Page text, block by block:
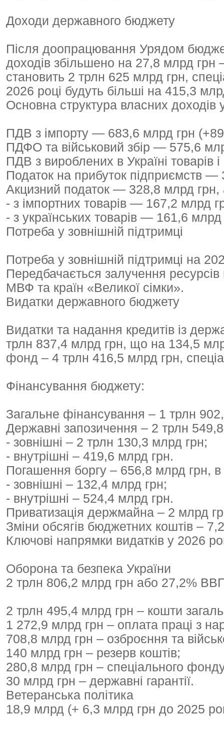
Доходи державного бюджету
Після доопрацювання Урядом
доходів збільшено на 27,8 млрд
становить 2 трлн 625 млрд грн,
2026 році будуть більші на 415,3
Основна структура власних доходів
ПДВ з імпорту — 683,6 млрд грн
ПДФО та військовий збір — 575,6
ПДВ з вироблених в Україні
Податок на прибуток підприємств
Акцизний податок — 328,8 млрд грн,
- з імпортних товарів — 167,2 млрд
- з українських товарів — 161,6
Потреба у зовнішній підтримці
Потреба у зовнішній підтримці на
Передбачається залучення ресурсів
МВФ та країн «Великої сімки».
Видатки державного бюджету
Видатки та надання кредитів із
трлн 837,4 млрд грн, що на 134,5
фонд – 4 трлн 416,5 млрд грн,
Фінансування бюджету:
Загальне фінансування – 1 трлн
Державні запозичення – 2 трлн
- зовнішні – 2 трлн 130,3 млрд грн;
- внутрішні – 419,6 млрд грн.
Погашення боргу – 656,8 млрд грн,
- зовнішні – 132,4 млрд грн;
- внутрішні – 524,4 млрд грн.
Приватизація держмайна – 2 млрд
Зміни обсягів бюджетних коштів –
Ключові напрямки видатків у 2026
Оборона та безпека України
2 трлн 806,2 млрд грн або 27,2%
2 трлн 495,4 млрд грн – кошти
1 272,9 млрд грн – оплата праці з
708,8 млрд грн – озброєння та
140 млрд грн – резерв коштів;
280,8 млрд грн – спеціального
30 млрд грн – державні гарантії.
Ветеранська політика
18,9 млрд (+ 6,3 млрд грн до 2025